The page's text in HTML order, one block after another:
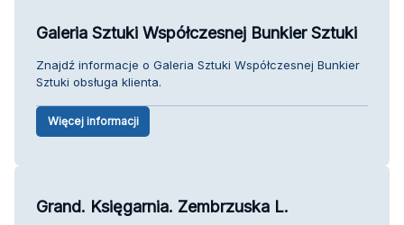
Galeria Sztuki Współczesnej Bunkier Sztuki
Znajdź informacje o Galeria Sztuki Współczesnej Bunkier
Sztuki obsługa klienta.
Więcej informacji
Grand. Księgarnia. Zembrzuska L.